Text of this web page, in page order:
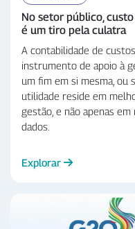
No setor público,
é um tiro pela culatra
A contabilidade de
instrumento de apoio à
um fim em si mesma, ou
utilidade reside em
gestão, e não apenas
dados.
Explorar